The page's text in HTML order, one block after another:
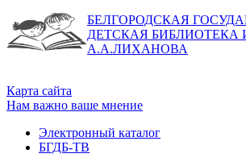
БЕЛГОРОДСКАЯ
ДЕТСКАЯ БИБЛИОТЕКА
А.А.ЛИХАНОВА
Карта сайта
Нам важно ваше мнение
Электронный каталог
БГДБ-ТВ